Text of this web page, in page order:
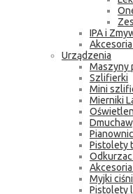
IPA i
Urządzenia
Maszyny
Szlifierki
Mini
Mierniki
Pistolety
Myjki
Pistolety